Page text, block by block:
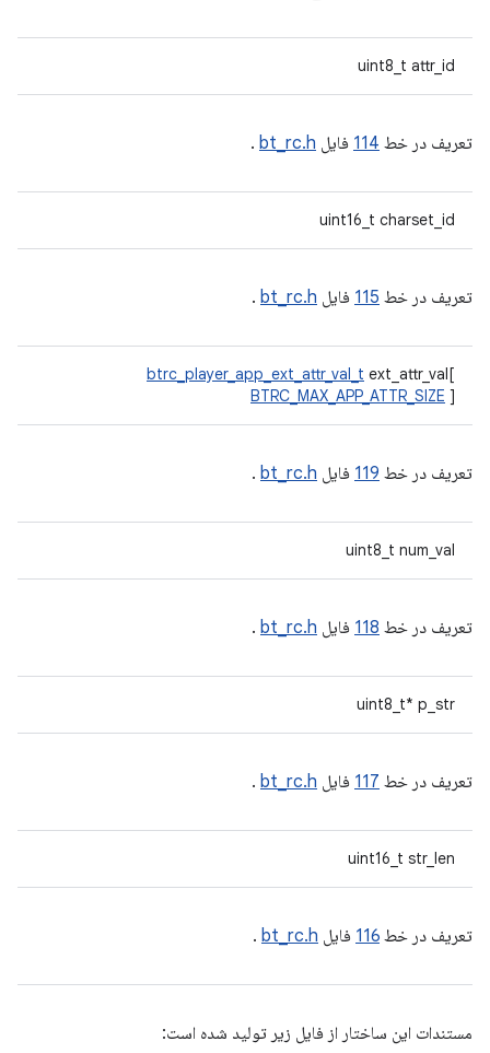
uint8_t attr_id
تعریف در خط 114 فایل bt_rc.h
.
uint16_t charset_id
تعریف در خط 115 فایل bt_rc.h
.
btrc_player_app_ext_attr_val_t ext_attr_val[
BTRC_MAX_APP_ATTR_SIZE ]
تعریف در خط 119 فایل bt_rc.h
.
uint8_t num_val
تعریف در خط 118 فایل bt_rc.h
.
uint8_t* p_str
تعریف در خط 117 فایل bt_rc.h
.
uint16_t str_len
تعریف در خط 116 فایل bt_rc.h
.
مستندات این ساختار از فایل زیر تولید شده است: